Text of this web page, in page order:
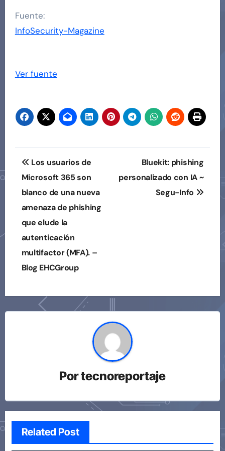
Fuente:
InfoSecurity-Magazine
Ver fuente
Navegación
de
entradas
Los usuarios de
Microsoft 365 son
blanco de una nueva
amenaza de phishing
que elude la
autenticación
multifactor (MFA). –
Blog EHCGroup
Bluekit: phishing
personalizado con IA ~
Segu-Info
Portecnoreportaje
Related Post